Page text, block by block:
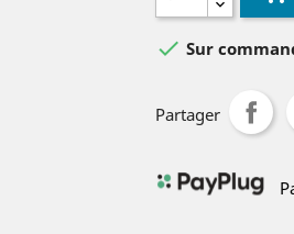
 Sur
Partager